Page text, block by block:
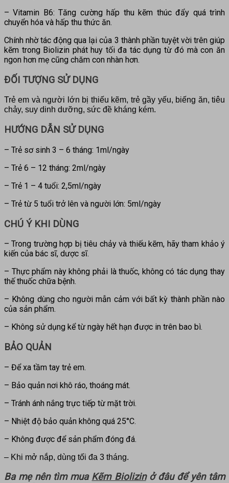
– Vitamin B6: Tăng cường hấp thu kẽm thúc đẩy quá trình
chuyển hóa và hấp thu thức ăn.
Chính nhờ tác động qua lại của 3 thành phần tuyệt vời trên giúp
kẽm trong Biolizin phát huy tối đa tác dụng từ đó mà con ăn
ngon hơn mẹ cũng chăm con nhàn hơn.
ĐỐI TƯỢNG SỬ DỤNG
Trẻ em và người lớn bị thiếu kẽm, trẻ gầy yếu, biếng ăn, tiêu
chảy, suy dinh dưỡng, sức đề kháng kém.
HƯỚNG DẪN SỬ DỤNG
– Trẻ sơ sinh 3 – 6 tháng: 1ml/ngày
– Trẻ 6 – 12 tháng: 2ml/ngày
– Trẻ 1 – 4 tuổi: 2,5ml/ngày
– Trẻ từ 5 tuổi trở lên và người lớn: 5ml/ngày
CHÚ Ý KHI DÙNG
– Trong trường hợp bị tiêu chảy và thiếu kẽm, hãy tham khảo ý
kiến của bác sĩ, dược sĩ.
– Thực phẩm này không phải là thuốc, không có tác dụng thay
thế thuốc chữa bệnh.
– Không dùng cho người mẫn cảm với bất kỳ thành phần nào
của sản phẩm.
– Không sử dụng kể từ ngày hết hạn được in trên bao bì.
BẢO QUẢN
– Để xa tầm tay trẻ em.
– Bảo quản nơi khô ráo, thoáng mát.
– Tránh ánh nắng trực tiếp từ mặt trời.
– Nhiệt độ bảo quản không quá 25°C.
– Không được để sản phẩm đóng đá.
– Khi mở nắp, dùng tối đa 3 tháng.
Ba mẹ nên tìm mua Kẽm Biolizinở đâu để yên tâm